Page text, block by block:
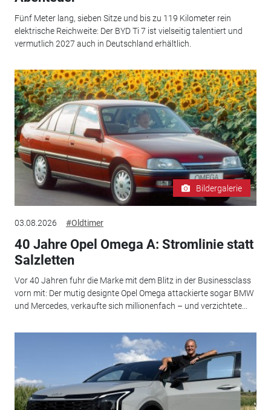
Fünf Meter lang, sieben Sitze und bis zu 119 Kilometer rein
elektrische Reichweite: Der BYD Ti 7 ist vielseitig talentiert und
vermutlich 2027 auch in Deutschland erhältlich.
Bildergalerie
03.08.2026 #Oldtimer
40 Jahre Opel Omega A: Stromlinie statt
Salzletten
Vor 40 Jahren fuhr die Marke mit dem Blitz in der Businessclass
vorn mit: Der mutig designte Opel Omega attackierte sogar BMW
und Mercedes, verkaufte sich millionenfach – und verzichtete...